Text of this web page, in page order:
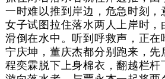
一时难以推到岸边，危急时刻，
女子试图拉住落水两人上岸时
滑倒在水中。听到呼救声，正
宁庆坤，董庆杰都分别跑来，先
程奕霖脱下上身棉衣，翻越栏杆